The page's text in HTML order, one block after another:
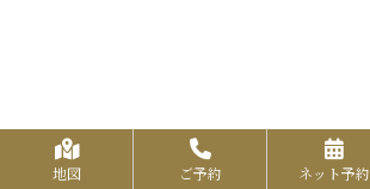
地図 ご予約 ネット予約